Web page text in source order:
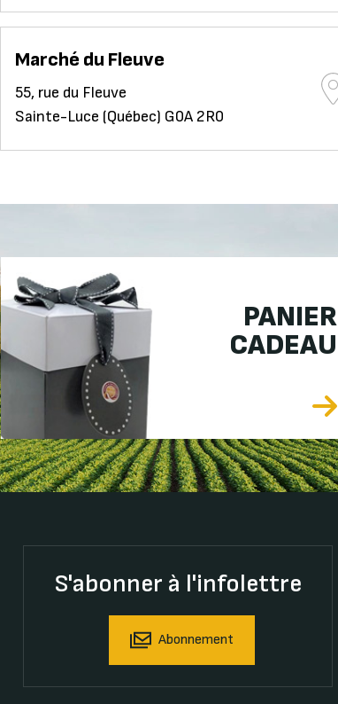
Marché du Fleuve
55, rue du Fleuve
Sainte-Luce (Québec) G0A 2R0
PANIER
CADEAU
S'abonner à l'infolettre
Abonnement